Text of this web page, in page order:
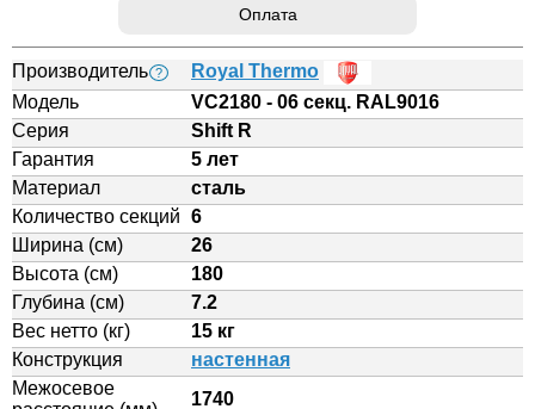
Оплата
Производитель ?
Royal Thermo
Модель
VC2180 - 06 секц. RAL9016
Серия
Shift R
Гарантия
5 лет
Материал
сталь
Количество секций 6
Ширина (см)
26
Высота (см)
180
Глубина (см)
7.2
Вес нетто (кг)
15 кг
Конструкция
настенная
Межосевое
1740